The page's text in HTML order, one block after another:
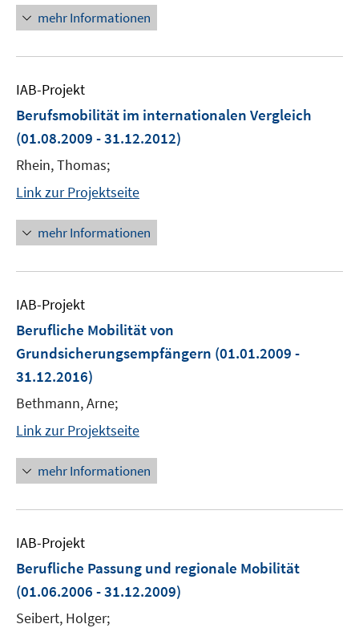
mehr Informationen
IAB-Projekt
Berufsmobilität im internationalen Vergleich
(01.08.2009 - 31.12.2012)
Rhein, Thomas;
Link zur Projektseite
mehr Informationen
IAB-Projekt
Berufliche Mobilität von
Grundsicherungsempfängern (01.01.2009 -
31.12.2016)
Bethmann, Arne;
Link zur Projektseite
mehr Informationen
IAB-Projekt
Berufliche Passung und regionale Mobilität
(01.06.2006 - 31.12.2009)
Seibert, Holger;